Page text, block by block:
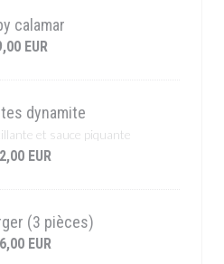
calamar
EUR
dynamite
et sauce piquante
EUR
(3 pièces)
EUR